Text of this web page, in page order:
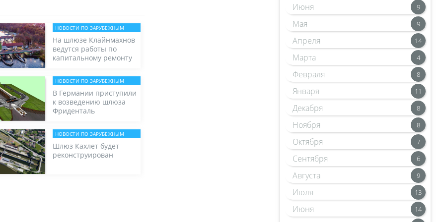
НОВОСТИ ПО ЗАРУБЕЖНЫМ
ШЛЮЗАМ
На шлюзе Клайнмахнов
ведутся работы по
капитальному ремонту
НОВОСТИ ПО ЗАРУБЕЖНЫМ
ШЛЮЗАМ
В Германии приступили
к возведению шлюза
Фриденталь
НОВОСТИ ПО ЗАРУБЕЖНЫМ
ШЛЮЗАМ
Шлюз Кахлет будет
реконструирован
Июня 9
Мая 9
Апреля 14
Марта 4
Февраля 8
Января 11
Декабря 8
Ноября 8
Октября 7
Сентября 6
Августа 9
Июля 13
Июня 14